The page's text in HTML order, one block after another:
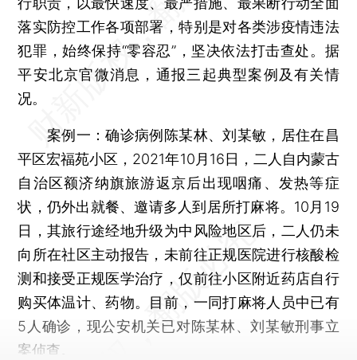
落实防控工作各项部署，特别是对各类涉疫情违法
犯罪，始终保持“零容忍”，坚决依法打击查处。据
平安北京官微消息，通报三起典型案例及有关情
况。
案例一：确诊病例陈某林、刘某敏，居住在昌
平区宏福苑小区，2021年10月16日，二人自内蒙古
自治区额济纳旗旅游返京后出现咽痛、发热等症
状，仍外出就餐、邀请多人到居所打麻将。10月19
日，其旅行途经地升级为中风险地区后，二人仍未
向所在社区主动报告，未前往正规医院进行核酸检
测和接受正规医学治疗，仅前往小区附近药店自行
购买体温计、药物。目前，一同打麻将人员中已有
5人确诊，现公安机关已对陈某林、刘某敏刑事立
案侦查。